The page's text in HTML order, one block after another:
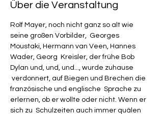
Über die Veranstaltung
Rolf Mayer, noch nicht ganz so alt wie
seine großen Vorbilder,  Georges
Moustaki, Hermann van Veen, Hannes
Wader, Georg  Kreisler, der frühe Bob
Dylan und, und, und..., wurde zuhause
verdonnert, auf Biegen und Brechen die
französische und englische  Sprache zu
erlernen, ob er wollte oder nicht. Wenn er
sich zu  Schulzeiten auch immer quälen